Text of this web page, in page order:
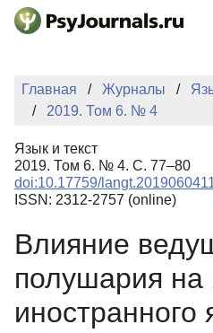
Перейти к основному
БАЗА
Регистрация
Главная Журналы
2019. Том 6. № 4
Язык и текст
2019. Том 6. № 4. С. 77–80
doi:10.17759/
ISSN: 2312-2757 (online)
Влияние
полушария на
иностранного